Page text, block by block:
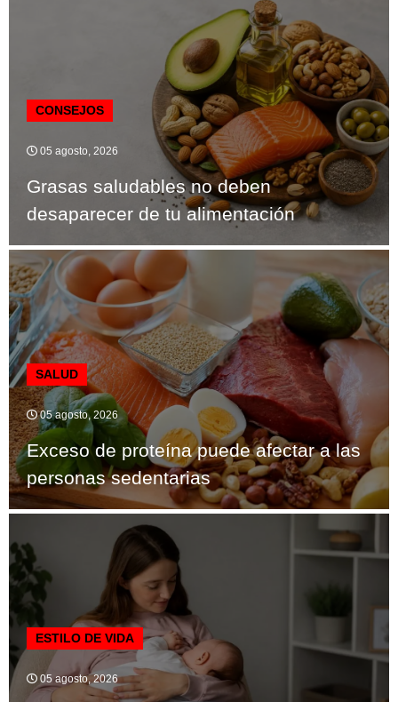
CONSEJOS
05 agosto, 2026
Grasas saludables no deben
desaparecer de tu alimentación
SALUD
05 agosto, 2026
Exceso de proteína puede afectar a las
personas sedentarias
ESTILO DE VIDA
05 agosto, 2026